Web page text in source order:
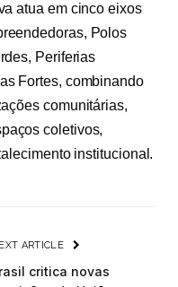
atua em cinco eixos
Polos
Periferias
Fortes, combinando
comunitárias,
coletivos,
institucional.
ARTICLE
critica novas